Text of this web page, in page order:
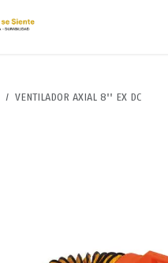
VENTILADOR AXIAL 8'' EX DC